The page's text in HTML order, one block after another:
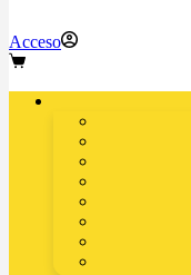
Acceso